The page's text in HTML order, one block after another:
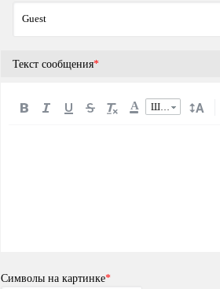
Текст сообщения*
A Шрифт
Символы на картинке*